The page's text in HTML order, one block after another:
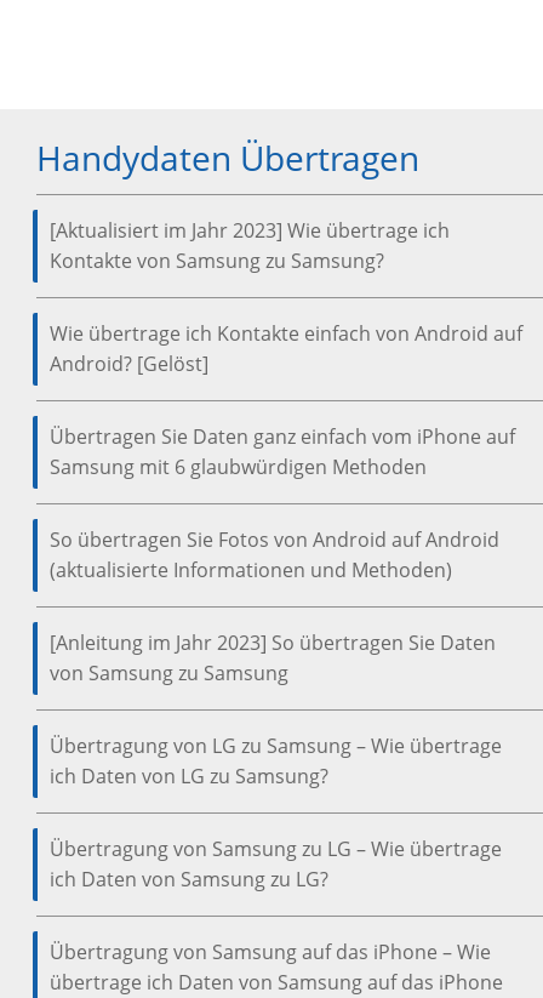
Handydaten Übertragen
[Aktualisiert im Jahr 2023] Wie übertrage ich
Kontakte von Samsung zu Samsung?
Wie übertrage ich Kontakte einfach von Android auf
Android? [Gelöst]
Übertragen Sie Daten ganz einfach vom iPhone auf
Samsung mit 6 glaubwürdigen Methoden
So übertragen Sie Fotos von Android auf Android
(aktualisierte Informationen und Methoden)
[Anleitung im Jahr 2023] So übertragen Sie Daten
von Samsung zu Samsung
Übertragung von LG zu Samsung – Wie übertrage
ich Daten von LG zu Samsung?
Übertragung von Samsung zu LG – Wie übertrage
ich Daten von Samsung zu LG?
Übertragung von Samsung auf das iPhone – Wie
übertrage ich Daten von Samsung auf das iPhone